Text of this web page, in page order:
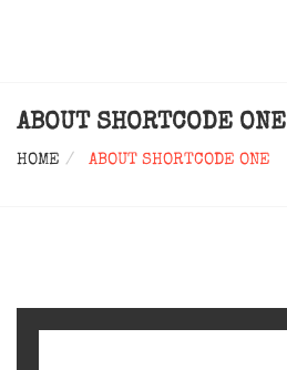
ABOUT SHORTCODE ONE
HOME ABOUT SHORTCODE ONE